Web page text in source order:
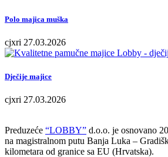
Polo majica muška
cjxri 27.03.2026
Dječije majice
cjxri 27.03.2026
Preduzeće “LOBBY” d.o.o. je osnovano
na magistralnom putu Banja Luka –
kilometara od granice sa EU (Hrvatska).